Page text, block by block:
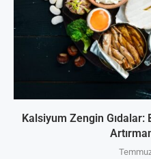
Kalsiyum Zengin Gıdalar: